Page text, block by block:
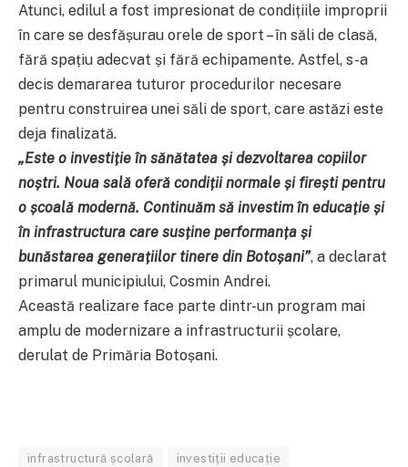
Atunci, edilul a fost impresionat de condițiile improprii
în care se desfășurau orele de sport – în săli de clasă,
fără spațiu adecvat și fără echipamente. Astfel, s-a
decis demararea tuturor procedurilor necesare
pentru construirea unei săli de sport, care astăzi este
deja finalizată.
„Este o investiție în sănătatea și dezvoltarea copiilor
noștri. Noua sală oferă condiții normale și firești pentru
o școală modernă. Continuăm să investim în educație și
în infrastructura care susține performanța și
bunăstarea generațiilor tinere din Botoșani”, a declarat
primarul municipiului, Cosmin Andrei.
Această realizare face parte dintr-un program mai
amplu de modernizare a infrastructurii școlare,
derulat de Primăria Botoșani.
infrastructură școlară investiții educație